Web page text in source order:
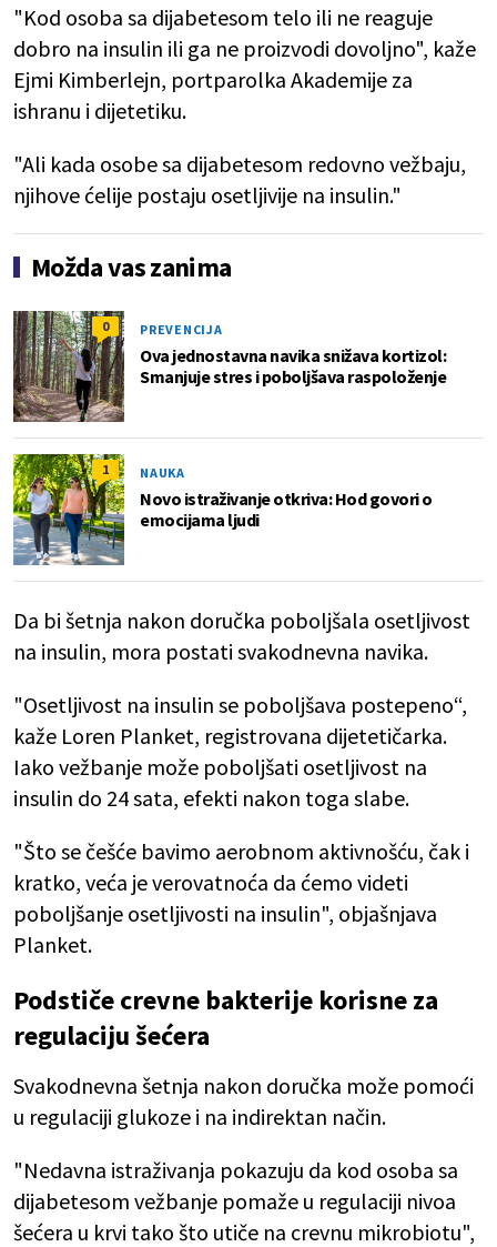
"Kod osoba sa dijabetesom telo ili ne reaguje
dobro na insulin ili ga ne proizvodi dovoljno", kaže
Ejmi Kimberlejn, portparolka Akademije za
ishranu i dijetetiku.
"Ali kada osobe sa dijabetesom redovno vežbaju,
njihove ćelije postaju osetljivije na insulin."
Možda vas zanima
0 PREVENCIJA
Ova jednostavna navika snižava kortizol:
Smanjuje stres i poboljšava raspoloženje
1 NAUKA
Novo istraživanje otkriva: Hod govori o
emocijama ljudi
Da bi šetnja nakon doručka poboljšala osetljivost
na insulin, mora postati svakodnevna navika.
"Osetljivost na insulin se poboljšava postepeno“,
kaže Loren Planket, registrovana dijetetičarka.
Iako vežbanje može poboljšati osetljivost na
insulin do 24 sata, efekti nakon toga slabe.
"Što se češće bavimo aerobnom aktivnošću, čak i
kratko, veća je verovatnoća da ćemo videti
poboljšanje osetljivosti na insulin", objašnjava
Planket.
Podstiče crevne bakterije korisne za
regulaciju šećera
Svakodnevna šetnja nakon doručka može pomoći
u regulaciji glukoze i na indirektan način.
"Nedavna istraživanja pokazuju da kod osoba sa
dijabetesom vežbanje pomaže u regulaciji nivoa
šećera u krvi tako što utiče na crevnu mikrobiotu",